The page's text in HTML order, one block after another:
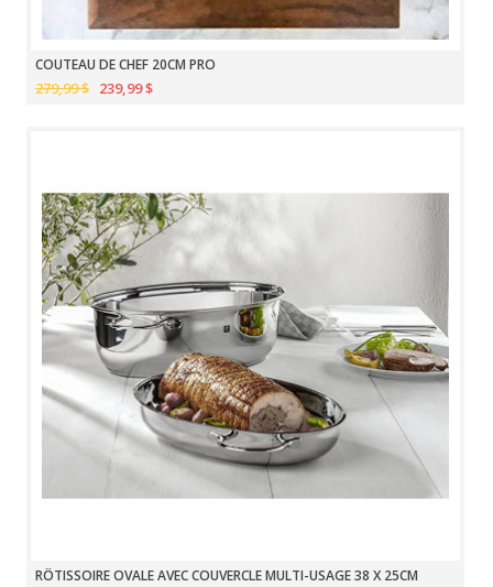
COUTEAU DE CHEF 20CM PRO
279,99 $ 239,99 $
RÔTISSOIRE OVALE AVEC COUVERCLE MULTI-USAGE 38 X 25CM